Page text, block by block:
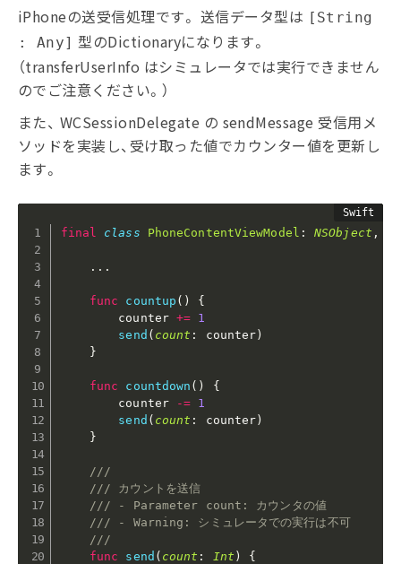
iPhoneの送受信処理です。 送信データ型は [String
: Any] 型のDictionaryになります。
（transferUserInfo はシミュレータでは実行できません
のでご注意ください。）
また、 WCSessionDelegate の sendMessage 受信用メ
ソッドを実装し、受け取った値でカウンター値を更新し
ます。
final class PhoneContentViewModel : NSObject ,
. . .
func countup ( )
{
        counter
+= 1
send ( count : counter)
}
func countdown ( )
{
        counter
-= 1
send ( count : counter)
}
///
/// カウントを送信
/// - Parameter count: カウンタの値
/// - Warning: シミュレータでの実行は不可
///
func
send ( count : Int )
{